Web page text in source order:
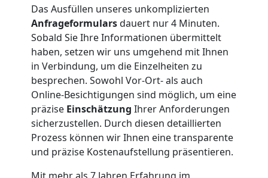
Das Ausfüllen unseres unkomplizierten
Anfrageformularsdauert nur 4 Minuten.
Sobald Sie Ihre Informationen übermittelt
haben, setzen wir uns umgehend mit Ihnen
in Verbindung, um die Einzelheiten zu
besprechen. Sowohl Vor-Ort- als auch
Online-Besichtigungen sind möglich, um eine
präzise Einschätzung Ihrer Anforderungen
sicherzustellen. Durch diesen detaillierten
Prozess können wir Ihnen eine transparente
und präzise Kostenaufstellung präsentieren.
Service-
Umzug
Wiener
Neustadt
Qualitäts-